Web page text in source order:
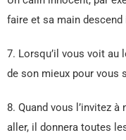
faire et sa main
7. Lorsqu’il vous voit au
de son mieux pour vous
8. Quand vous l’invitez à
aller, il donnera toutes